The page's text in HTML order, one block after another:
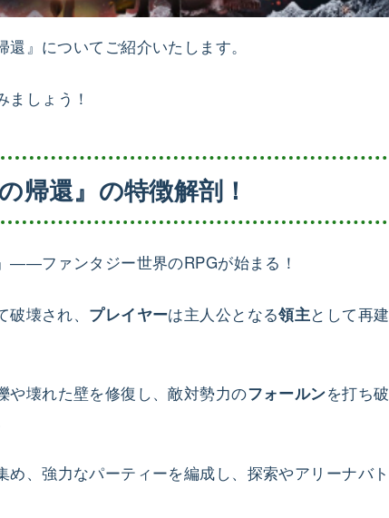
』についてご紹介いたします。
ましょう！
帰還』の特徴解剖！
――ファンタジー世界のRPGが始まる！
壊され、 プレイヤーは主人公となる領主として再建
や壊れた壁を修復し、敵対勢力のフォールンを打ち破
め、強力なパーティーを編成し、探索やアリーナバト